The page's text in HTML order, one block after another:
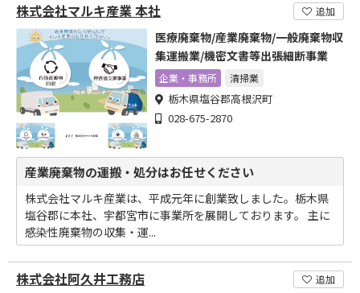
株式会社マルキ産業 本社 追加
医療廃棄物/産業廃棄物/一般廃棄物収
集運搬業/機密文書等出張細断事業
企業・事務所 清掃業
栃木県塩谷郡高根沢町
028-675-2870
産業廃棄物の運搬・処分はお任せください
株式会社マルキ産業は、平成元年に創業致しました。栃木県
塩谷郡に本社、宇都宮市に事業所を展開しております。 主に
感染性廃棄物の収集・運...
株式会社阿久井工務店 追加